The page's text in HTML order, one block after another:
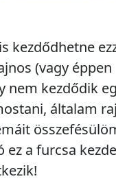
kezdődhetne
(vagy éppen
nem kezdődik
általam
ez a furcsa